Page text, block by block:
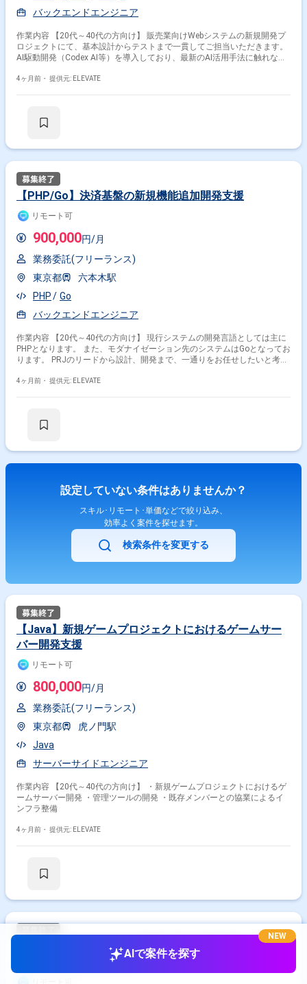
バックエンドエンジニア
作業内容 【20代～40代の方向け】 販売業向けWebシステムの新規開発プ
ロジェクトにて、基本設計からテストまで一貫してご担当いただきます。
AI駆動開発（Codex AI等）を導入しており、最新のAI活用手法に触れなが
体制で、リーダー配下でのチーム参画となるためフォロー体制も整ってい
4ヶ月前・ 提供元: ELEVATE
【PHP/Go】決済基盤の新規機能追加開発支援
リモート可
900,000円/月
業務委託(フリーランス)
東京都
六本木駅
PHP
Go
バックエンドエンジニア
作業内容 【20代～40代の方向け】 現行システムの開発言語としては主に
PHPとなります。 また、モダナイゼーション先のシステムはGoとなってお
ります。 PRJのリードから設計、開発まで、一通りをお任せしたいと考え
4ヶ月前・ 提供元: ELEVATE
設定していない条件はありませんか？
スキル･リモート･単価などで絞り込み、
効率よく案件を探せます。
検索条件を変更する
【Java】新規ゲームプロジェクトにおけるゲームサー
バー開発支援
リモート可
800,000円/月
業務委託(フリーランス)
東京都
虎ノ門駅
Java
サーバーサイドエンジニア
作業内容 【20代～40代の方向け】 ・新規ゲームプロジェクトにおけるゲ
ームサーバー開発 ・管理ツールの開発 ・既存メンバーとの協業によるイ
ンフラ整備
4ヶ月前・ 提供元: ELEVATE
【Go】エンタメサービス展開企業の共通開発における
バックエンドエンジニア
AIで案件を探す
NEW